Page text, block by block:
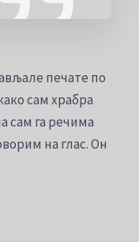
печате по
сам храбра
сам га речима
на глас. Он